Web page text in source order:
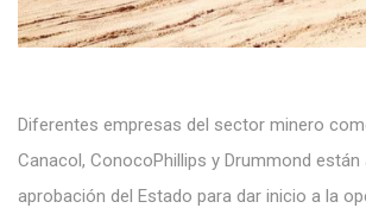
Diferentes empresas del sector minero
Canacol, ConocoPhillips y Drummond están
aprobación del Estado para dar inicio a la